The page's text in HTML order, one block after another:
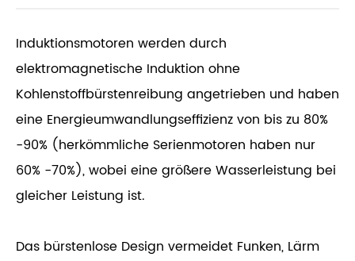
Induktionsmotoren werden durch
elektromagnetische Induktion ohne
Kohlenstoffbürstenreibung angetrieben und haben
eine Energieumwandlungseffizienz von bis zu 80%
-90% (herkömmliche Serienmotoren haben nur
60% -70%), wobei eine größere Wasserleistung bei
gleicher Leistung ist.
Das bürstenlose Design vermeidet Funken, Lärm